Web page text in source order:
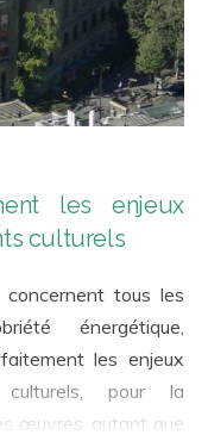
les enjeux
culturels
tous les
énergétique,
les enjeux
culturels, pour la
œuvres, autant que